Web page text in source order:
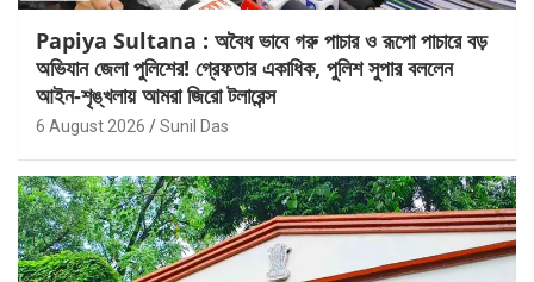
Papiya Sultana : অবৈধ ভাবে গরু পাচার ও রূপো পাচারে বড়
অভিযান জেলা পুলিশের! গ্রেফতার একাধিক, পুলিশ সুপার বললেন
আইন-শৃঙ্খলায় আমরা জিরো টলারেন্স
6 August 2026 Sunil Das